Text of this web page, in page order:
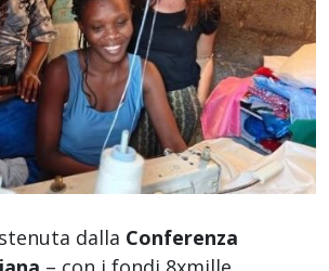
dalla Conferenza